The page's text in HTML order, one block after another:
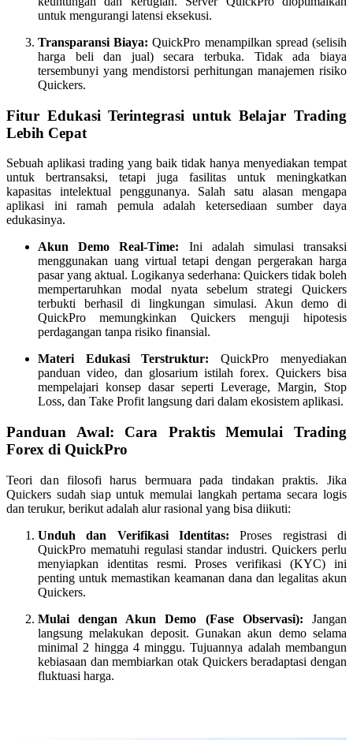
untuk mengurangi latensi eksekusi.
Transparansi Biaya: QuickPro menampilkan spread (selisih
harga beli dan jual) secara terbuka. Tidak ada biaya
tersembunyi yang mendistorsi perhitungan manajemen risiko
Quickers.
Fitur Edukasi Terintegrasi untuk Belajar Trading
Lebih Cepat
Sebuah aplikasi trading yang baik tidak hanya menyediakan tempat
untuk bertransaksi, tetapi juga fasilitas untuk meningkatkan
kapasitas intelektual penggunanya. Salah satu alasan mengapa
aplikasi ini ramah pemula adalah ketersediaan sumber daya
edukasinya.
Akun Demo Real-Time:
Ini adalah simulasi transaksi
menggunakan uang virtual tetapi dengan pergerakan harga
pasar yang aktual. Logikanya sederhana: Quickers tidak boleh
mempertaruhkan modal nyata sebelum strategi Quickers
terbukti berhasil di lingkungan simulasi. Akun demo di
QuickPro memungkinkan Quickers menguji hipotesis
perdagangan tanpa risiko finansial.
Materi Edukasi Terstruktur:
QuickPro menyediakan
panduan video, dan glosarium istilah forex. Quickers bisa
mempelajari konsep dasar seperti Leverage, Margin, Stop
Loss, dan Take Profit langsung dari dalam ekosistem aplikasi.
Panduan Awal: Cara Praktis Memulai Trading
Forex di QuickPro
Teori dan filosofi harus bermuara pada tindakan praktis. Jika
Quickers sudah siap untuk memulai langkah pertama secara logis
dan terukur, berikut adalah alur rasional yang bisa diikuti:
Unduh dan Verifikasi Identitas:
Proses registrasi di
QuickPro mematuhi regulasi standar industri. Quickers perlu
menyiapkan identitas resmi. Proses verifikasi (KYC) ini
penting untuk memastikan keamanan dana dan legalitas akun
Quickers.
Mulai dengan Akun Demo (Fase Observasi):
Jangan
langsung melakukan deposit. Gunakan akun demo selama
minimal 2 hingga 4 minggu. Tujuannya adalah membangun
kebiasaan dan membiarkan otak Quickers beradaptasi dengan
fluktuasi harga.